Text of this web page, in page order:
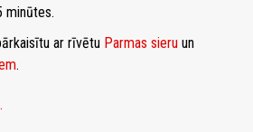
minūtes.
ar rīvētu Parmas sieru un
.